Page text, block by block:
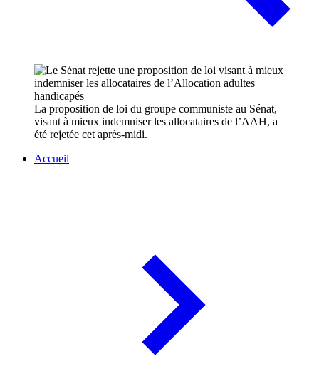
La proposition de loi du groupe communiste au Sénat,
visant à mieux indemniser les allocataires de l’AAH, a
été rejetée cet après-midi.
Accueil